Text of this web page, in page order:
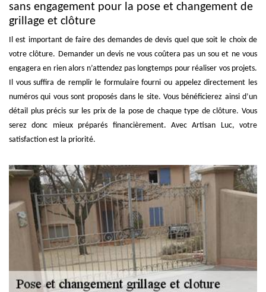
sans engagement pour la pose et changement de
grillage et clôture
Il est important de faire des demandes de devis quel que soit le choix de
votre clôture. Demander un devis ne vous coûtera pas un sou et ne vous
engagera en rien alors n’attendez pas longtemps pour réaliser vos projets.
Il vous suffira de remplir le formulaire fourni ou appelez directement les
numéros qui vous sont proposés dans le site. Vous bénéficierez ainsi d’un
détail plus précis sur les prix de la pose de chaque type de clôture. Vous
serez donc mieux préparés financièrement. Avec Artisan Luc, votre
satisfaction est la priorité.